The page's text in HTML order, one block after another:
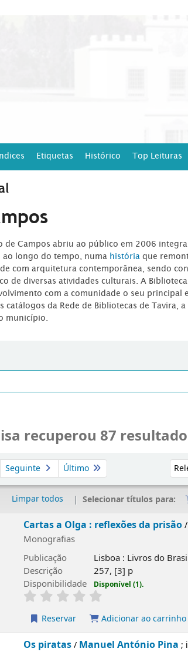
Etiquetas Histórico Top Leituras
de Campos abriu ao público em 2006
ao longo do tempo, numa história que
com arquitetura contemporânea, sendo
de diversas atividades culturais. A
com a comunidade o seu principal
catálogos da Rede de Bibliotecas de Tavira,
município.
recuperou 87
Seguinte Último
Limpar todos Selecionar títulos para:
Olga : reflexões da prisão/Václav Havel
Lisboa : Livros do Brasil, 1991
257, [3] p
Disponível (1).
Adicionar ao carrinho
Manuel António Pina; ilustração de